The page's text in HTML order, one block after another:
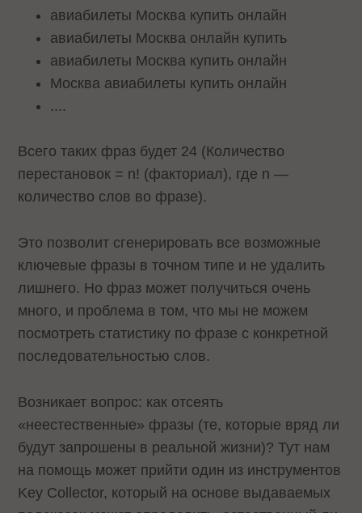
авиабилеты Москва купить онлайн
авиабилеты Москва онлайн купить
авиабилеты Москва купить онлайн
Москва авиабилеты купить онлайн
....
Всего таких фраз будет 24 (Количество
перестановок = n! (факториал), где n —
количество слов во фразе).
Это позволит сгенерировать все возможные
ключевые фразы в точном типе и не удалить
лишнего. Но фраз может получиться очень
много, и проблема в том, что мы не можем
посмотреть статистику по фразе с конкретной
последовательностью слов.
Возникает вопрос: как отсеять
«неестественные» фразы (те, которые вряд ли
будут запрошены в реальной жизни)? Тут нам
на помощь может прийти один из инструментов
Key Collector, который на основе выдаваемых